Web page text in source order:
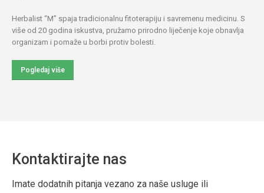
Herbalist “M” spaja tradicionalnu fitoterapiju i savremenu medicinu. S
više od 20 godina iskustva, pružamo prirodno liječenje koje obnavlja
organizam i pomaže u borbi protiv bolesti.
Pogledaj više
Kontaktirajte nas
Imate dodatnih pitanja vezano za naše usluge ili